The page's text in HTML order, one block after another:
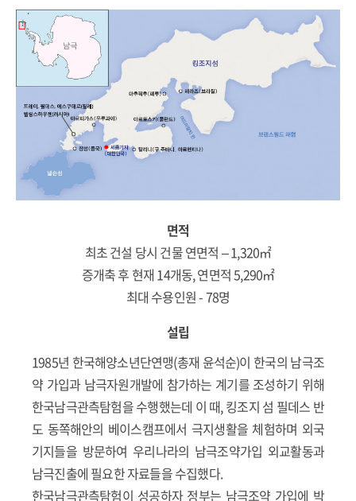
면적
최초 건설 당시 건물 연면적 – 1,320㎡
증개축 후 현재 14개동, 연면적 5,290㎡
최대 수용인원 - 78명
설립
1985년 한국해양소년단연맹(총재 윤석순)이 한국의 남극조
약 가입과 남극자원개발에 참가하는 계기를 조성하기 위해
한국남극관측탐험을 수행했는데 이 때, 킹조지 섬 필데스 반
도 동쪽해안의 베이스캠프에서 극지생활을 체험하며 외국
기지들을 방문하여 우리나라의 남극조약가입 외교활동과
남극진출에 필요한 자료들을 수집했다.
한국남극관측탐험이 성공하자 정부는 남극조약 가입에 박